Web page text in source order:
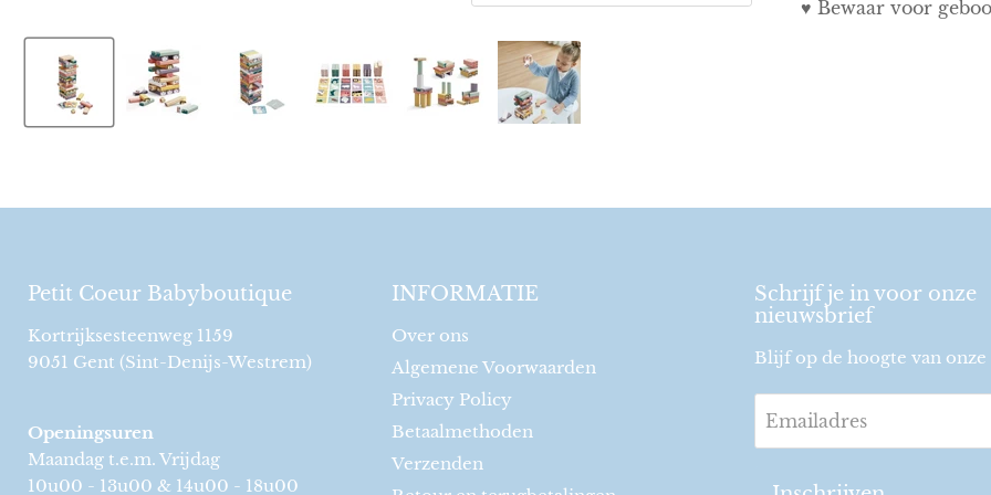
♥ Bewaar voor
Petit Coeur Babyboutique
Kortrijksesteenweg 1159
9051 Gent (Sint-Denijs-Westrem)
Openingsuren
Maandag t.e.m. Vrijdag
10u00 - 13u00 & 14u00 - 18u00
INFORMATIE
Over ons
Algemene Voorwaarden
Privacy Policy
Betaalmethoden
Verzenden
Schrijf je in voor onze
nieuwsbrief
Blijf op de hoogte van onze
Emailadres